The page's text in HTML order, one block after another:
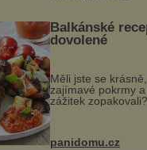
Balkánské
dovolené
Měli jste se
zajímavé pokrmy
zážitek
snazšího.
Možná jste ji
bývalé Jugoslávii,
panidomu.cz